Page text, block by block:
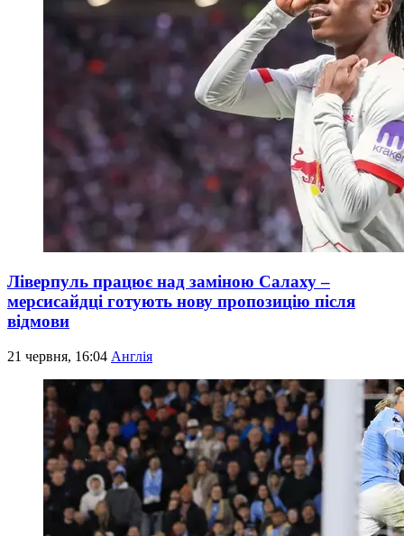
Ліверпуль працює над заміною Салаху –
мерсисайдці готують нову пропозицію після
відмови
21 червня, 16:04 Англія